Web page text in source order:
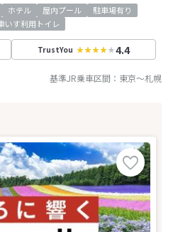
ホテル 屋内プール
駐車場有り
いす利用トイレ
TrustYou 4.4
基準JR乗車区間： 東京～札幌